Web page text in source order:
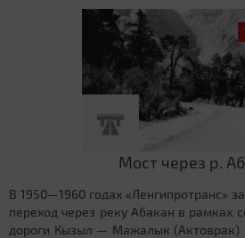
Мост через р.
В 1950—1960 годах «Ленгипротранс»
переход через реку Абакан в рамках
дороги Кызыл — Мажалык (Актоврак)